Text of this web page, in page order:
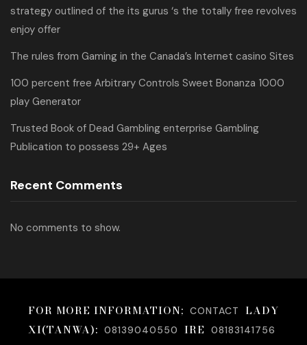
strategy outlined of the its gurus ‘s the totally free revolves
enjoy offer
The rules from Gaming in the Canada’s Internet casino Sites
100 percent free Arbitrary Controls Sweet Bonanza 1000
play Generator
Trusted Book of Dead Gambling enterprise Gambling
Publication to possess 29+ Ages
Recent Comments
No comments to show.
FOR MORE INFORMATION; CONTACT
LADY
XI(TANWA): 08139040550 IRE 08183141756